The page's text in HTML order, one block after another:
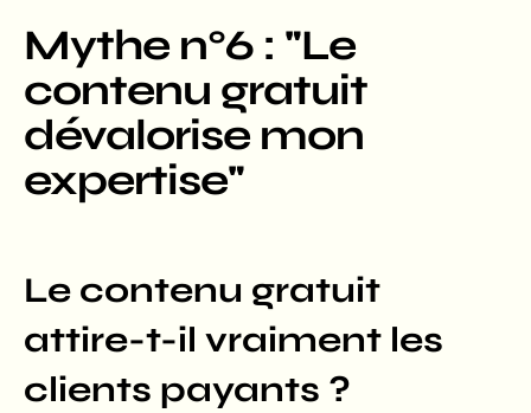
Mythe n°6 : "Le
contenu gratuit
dévalorise mon
expertise"
Le contenu gratuit
attire-t-il vraiment les
clients payants ?